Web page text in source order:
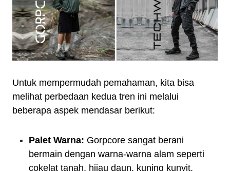
Untuk mempermudah pemahaman, kita bisa
melihat perbedaan kedua tren ini melalui
beberapa aspek mendasar berikut:
Palet Warna: Gorpcore sangat berani
bermain dengan warna-warna alam seperti
cokelat tanah, hijau daun, kuning kunyit,